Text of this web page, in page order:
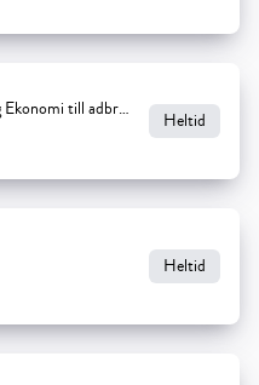
IT-konsult med inriktning Ekonomi till adbriq
Heltid
Heltid